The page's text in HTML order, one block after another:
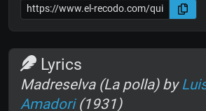
Lyrics
Madreselva (La polla) by
Amadori(1931)